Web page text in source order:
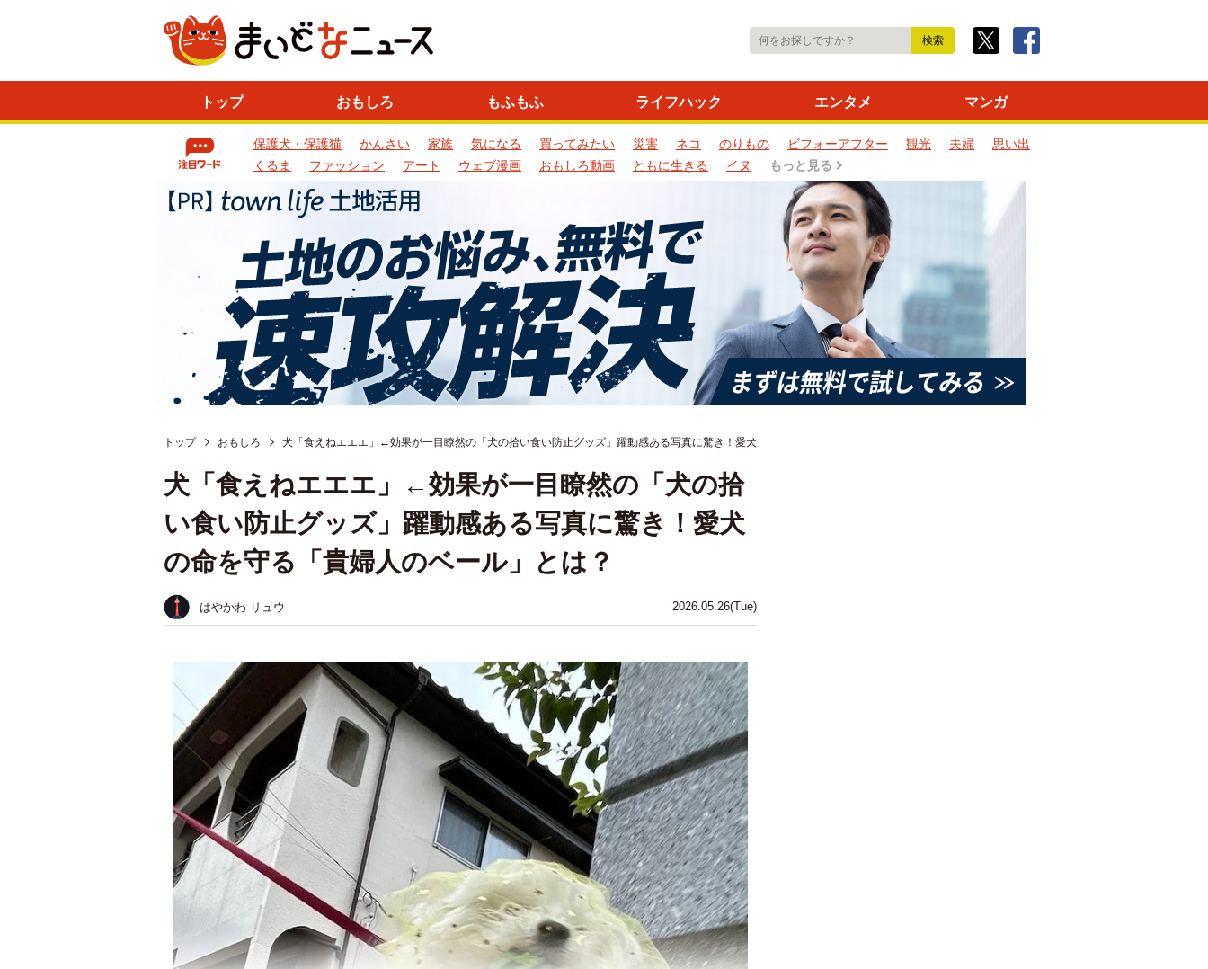
トップ おもしろ もふもふ ライフハック エンタメ マンガ
保護犬・保護猫 かんさい 家族 気になる 買ってみたい 災害 ネコ のりもの ビフォーアフター 観光 夫婦
思い出
くるま
ファッション アート ウェブ漫画 おもしろ動画 ともに生きる イヌ もっと見る
トップ おもしろ 犬「食えねエエエ」←効果が一目瞭然の「犬の拾い食い防止グッズ」躍動感ある写真に驚き！愛犬
2026.05.26(Tue)
犬「食えねエエエ」←効果が一目瞭然の「犬の拾
い食い防止グッズ」躍動感ある写真に驚き！愛犬
の命を守る「貴婦人のベール」とは？
はやかわ リュウ